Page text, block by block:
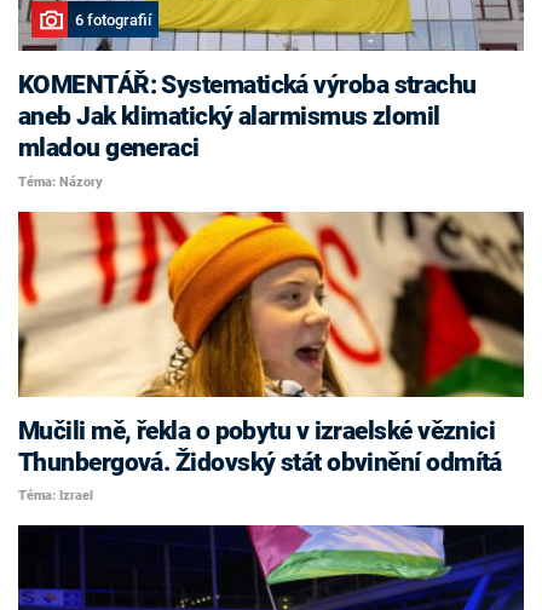
6 fotografií
KOMENTÁŘ: Systematická výroba strachu
aneb Jak klimatický alarmismus zlomil
mladou generaci
Téma: Názory
Mučili mě, řekla o pobytu v izraelské věznici
Thunbergová. Židovský stát obvinění odmítá
Téma: Izrael